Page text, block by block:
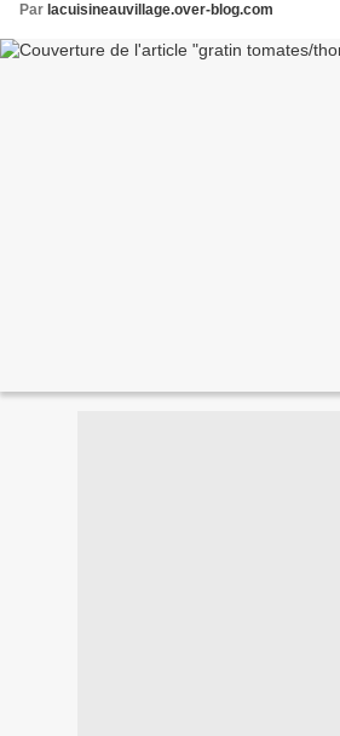
Par lacuisineauvillage.over-blog.com